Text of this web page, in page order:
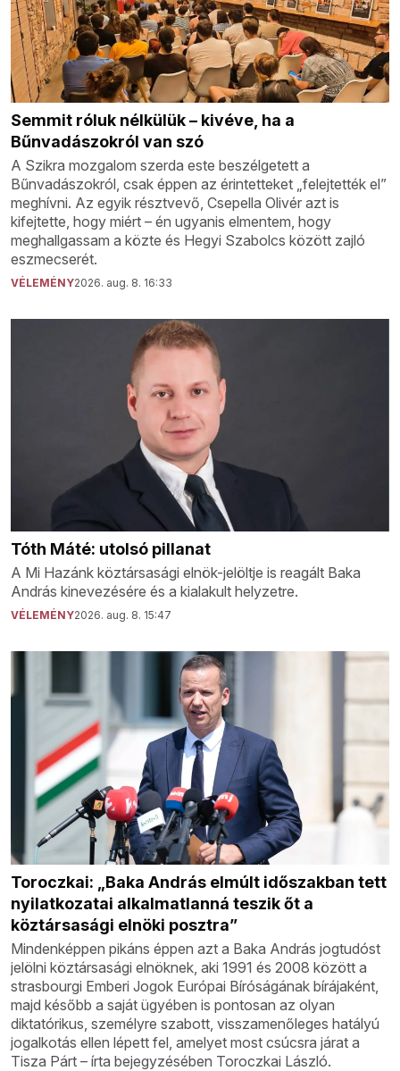
Semmit róluk nélkülük – kivéve, ha a
Bűnvadászokról van szó
A Szikra mozgalom szerda este beszélgetett a
Bűnvadászokról, csak éppen az érintetteket „felejtették el”
meghívni. Az egyik résztvevő, Csepella Olivér azt is
kifejtette, hogy miért – én ugyanis elmentem, hogy
meghallgassam a közte és Hegyi Szabolcs között zajló
eszmecserét.
VÉLEMÉNY2026. aug. 8. 16:33
Tóth Máté: utolsó pillanat
A Mi Hazánk köztársasági elnök-jelöltje is reagált Baka
András kinevezésére és a kialakult helyzetre.
VÉLEMÉNY2026. aug. 8. 15:47
Toroczkai: „Baka András elmúlt időszakban tett
nyilatkozatai alkalmatlanná teszik őt a
köztársasági elnöki posztra”
Mindenképpen pikáns éppen azt a Baka András jogtudóst
jelölni köztársasági elnöknek, aki 1991 és 2008 között a
strasbourgi Emberi Jogok Európai Bíróságának bírájaként,
majd később a saját ügyében is pontosan az olyan
diktatórikus, személyre szabott, visszamenőleges hatályú
jogalkotás ellen lépett fel, amelyet most csúcsra járat a
Tisza Párt – írta bejegyzésében Toroczkai László.